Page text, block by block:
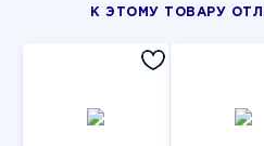
К ЭТОМУ ТОВАРУ